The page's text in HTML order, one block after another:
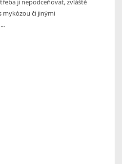
ji nepodceňovat, zvláště
mykózou či jinými